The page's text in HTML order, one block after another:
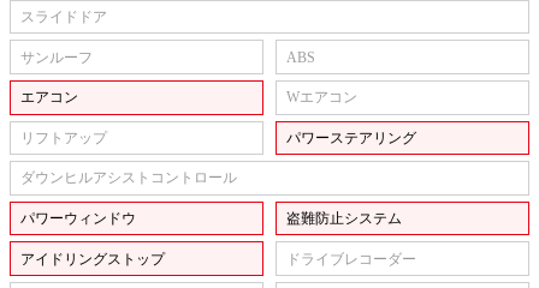
スライドドア
サンルーフ ABS
エアコン Wエアコン
リフトアップ パワーステアリング
ダウンヒルアシストコントロール
パワーウィンドウ 盗難防止システム
アイドリングストップ ドライブレコーダー